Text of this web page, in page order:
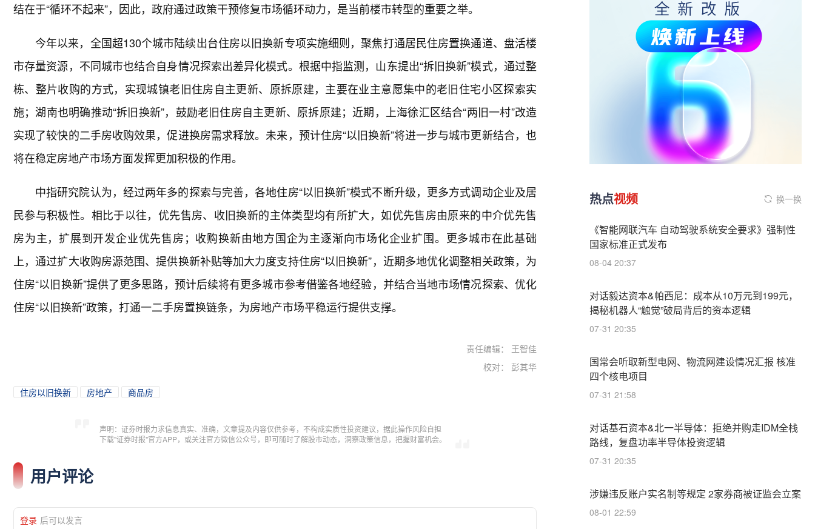
结在于“循环不起来”，因此，政府通过政策干预修复市场循环动力，是当前楼市转型的重要之举。
今年以来，全国超130个城市陆续出台住房以旧换新专项实施细则，聚焦打通居民住房置换通道、盘活楼
市存量资源，不同城市也结合自身情况探索出差异化模式。根据中指监测，山东提出“拆旧换新”模式，通过整
栋、整片收购的方式，实现城镇老旧住房自主更新、原拆原建，主要在业主意愿集中的老旧住宅小区探索实
施；湖南也明确推动“拆旧换新”，鼓励老旧住房自主更新、原拆原建；近期，上海徐汇区结合“两旧一村”改造
实现了较快的二手房收购效果，促进换房需求释放。未来，预计住房“以旧换新”将进一步与城市更新结合，也
将在稳定房地产市场方面发挥更加积极的作用。
中指研究院认为，经过两年多的探索与完善，各地住房“以旧换新”模式不断升级，更多方式调动企业及居
民参与积极性。相比于以往，优先售房、收旧换新的主体类型均有所扩大，如优先售房由原来的中介优先售
房为主，扩展到开发企业优先售房；收购换新由地方国企为主逐渐向市场化企业扩围。更多城市在此基础
上，通过扩大收购房源范围、提供换新补贴等加大力度支持住房“以旧换新”，近期多地优化调整相关政策，为
住房“以旧换新”提供了更多思路，预计后续将有更多城市参考借鉴各地经验，并结合当地市场情况探索、优化
住房“以旧换新”政策，打通一二手房置换链条，为房地产市场平稳运行提供支撑。
责任编辑： 王智佳
校对： 彭其华
住房以旧换新 房地产 商品房
声明：证券时报力求信息真实、准确，文章提及内容仅供参考，不构成实质性投资建议，据此操作风险自担
下载"证券时报"官方APP，或关注官方微信公众号，即可随时了解股市动态，洞察政策信息，把握财富机会。
用户评论
登录 后可以发言
热点视频 换一换
《智能网联汽车 自动驾驶系统安全要求》强制性
国家标准正式发布
08-04 20:37
对话毅达资本&帕西尼：成本从10万元到199元，
揭秘机器人“触觉”破局背后的资本逻辑
07-31 20:35
国常会听取新型电网、物流网建设情况汇报 核准
四个核电项目
07-31 21:58
对话基石资本&北一半导体：拒绝并购走IDM全栈
路线，复盘功率半导体投资逻辑
07-31 20:35
涉嫌违反账户实名制等规定 2家券商被证监会立案
08-01 22:59